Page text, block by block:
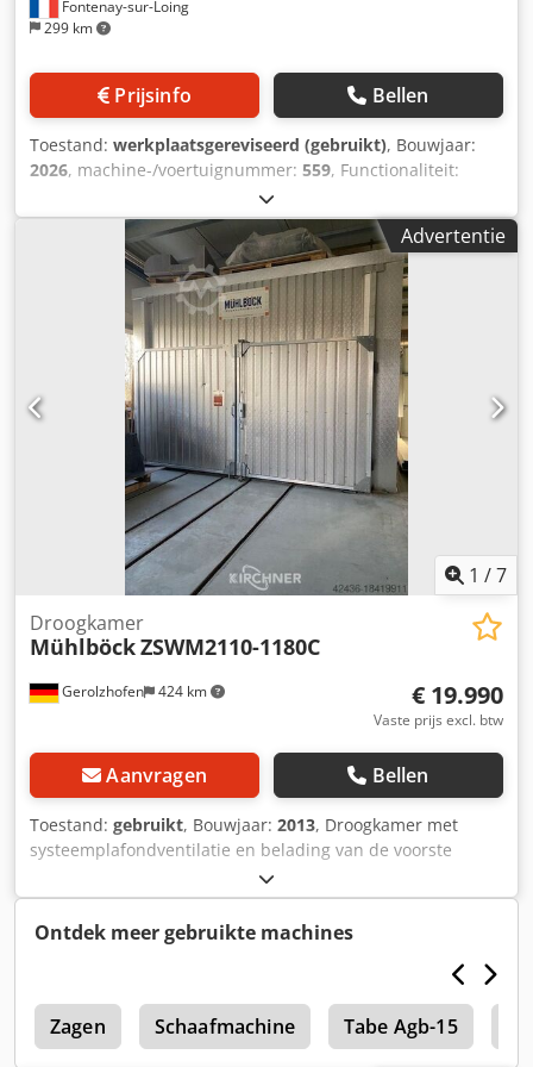
Fontenay-sur-Loing
299 km
Prijsinfo Bellen
Toestand: werkplaatsgereviseerd (gebruikt), Bouwjaar:
2026, machine-/voertuignummer: 559, Functionaliteit:
, Droger geoptimaliseerd voor dik
hout of hardhout Nuttige lengte: 5000 mm Nuttige hoogte:
1100 mm Nuttige breedte: 1100 mm Nieuwe elektrische
kast en sensoren Geregelde droogfunctie Dcjdpfx Ahjya Ik
Ao Sok Buitenste rail en wagen ontbreken (kunnen
geleverd worden of wij assisteren de koper bij de
fabricage) De droger kan bezichtigd worden in
departement 74
Advertentie
1 /7
Gerolzhofen 424 km
Droogkamer
MühlböckZSWM2110-1180C
€ 19.990
Vaste prijs excl. btw
Aanvragen Bellen
Toestand: gebruikt, Bouwjaar: 2013, Droogkamer met
systeemplafondventilatie en belading van de voorste
trolley voor de productie en conditionering van 3 mm eiken
lamellen, bij een beginvochtigheid van 12 tot maximaal
15% / eindvochtigheid 7% gebruikt, goede staat Merk
Mühlböck Type ZSWM2110-1180C - 1,0 l/u bij 40°C boven
30% HF Dcodpfx Ajvwfhijh Ssk Bouwjaar 2013 Nominaal
vermogen 7 kW/15A Frequentie 50 Hz Stuurspanning
24VDC/230VAC Beschermingsklasse IP54 Inhoud: de kamer
vat samen - 2 pakketten van elk 1,10 m breed - met een
Ontdek meer gebruikte machines
Zagen Schaafmachine Tabe Agb-15